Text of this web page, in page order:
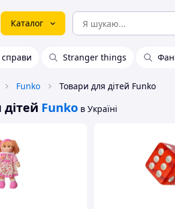
Каталог
Stranger things
Funko Товари для дітей Funko
Funko в Україні